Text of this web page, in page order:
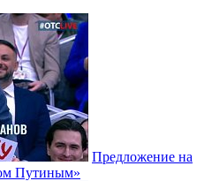
Предложение на
Путиным»